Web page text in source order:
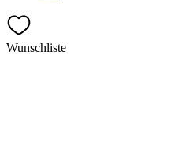
Wunschliste